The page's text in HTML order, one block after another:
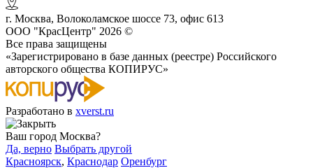
г. Москва, Волоколамское шоссе 73, офис 613
ООО "КрасЦентр" 2026 ©
Все права защищены
«Зарегистрировано в базе данных (реестре) Российского
авторского общества КОПИРУС»
Разработано в xverst.ru
Ваш город Москва?
Да, верно Выбрать другой
Красноярск, Краснодар Оренбург